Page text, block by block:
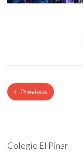
Previous
Colegio El Pinar